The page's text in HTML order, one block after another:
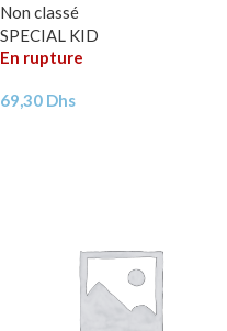
Non classé
SPECIAL KID
En rupture
69,30 Dhs